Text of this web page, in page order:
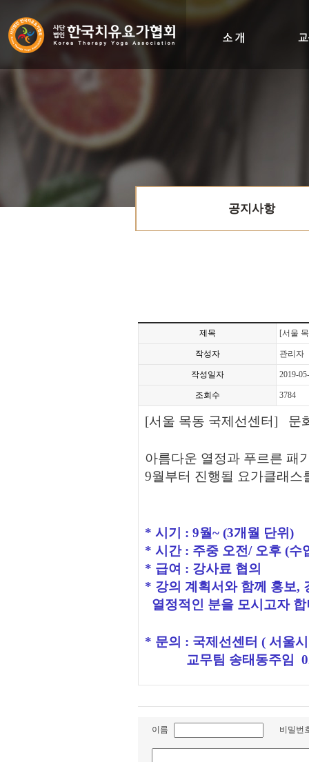
공지사항
제목 [서울
작성자 관리자
작성일자 2019-
조회수 3784
[서울 목동 국제선센터] 문
아름다운 열정과 푸르른 패
9월부터 진행될 요가클래
* 시기 : 9월~ (3개월 단위)
* 시간 : 주중 오전/ 오후 (수
* 급여 : 강사료 협의
* 강의 계획서와 함께 홍보,
열정적인 분을 모시고자
* 문의 : 국제선센터 ( 서울
교무팀 송태동주임
이름 비밀번